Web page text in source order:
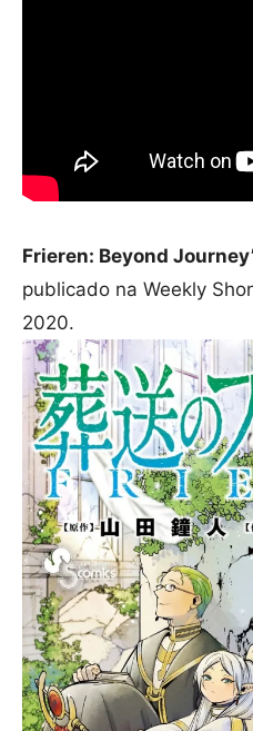
Frieren: Beyond
publicado na Weekly
2020.